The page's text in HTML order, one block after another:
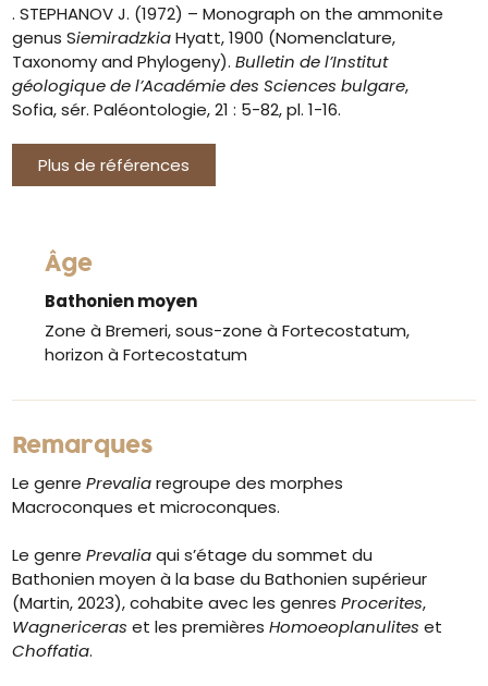
. STEPHANOV J. (1972) – Monograph on the ammonite
genus SiemiradzkiaHyatt, 1900 (Nomenclature,
Taxonomy and Phylogeny).Bulletin de l’Institut
géologique de l’Académie des Sciences bulgare,
Sofia, sér. Paléontologie, 21 : 5-82, pl. 1-16.
Plus de références
Âge
Bathonien moyen
Zone à Bremeri, sous-zone à Fortecostatum,
horizon à Fortecostatum
Remarques
Le genrePrevaliaregroupe des morphes
Macroconques et microconques.
Le genrePrevaliaqui s’étage du sommet du
Bathonien moyen à la base du Bathonien supérieur
(Martin, 2023), cohabite avec les genresProcerites,
Wagnericeras et les premièresHomoeoplanuliteset
Choffatia.